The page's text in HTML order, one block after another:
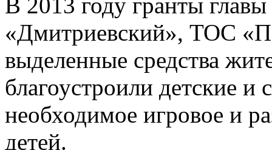
«Дмитриевский», ТОС
выделенные средства
благоустроили детские и
необходимое игровое и
детей.